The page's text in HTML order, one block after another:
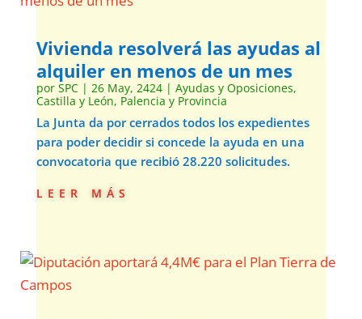
Vivienda resolverá las ayudas al
alquiler en menos de un mes
por SPC| 26 May, 2424| Ayudas y Oposiciones,
Castilla y León, Palencia y Provincia
La Junta da por cerrados todos los expedientes
para poder decidir si concede la ayuda en una
convocatoria que recibió 28.220 solicitudes.
leer más